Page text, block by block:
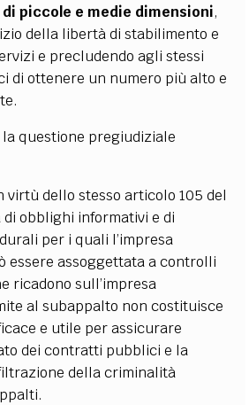
piccole e medie dimensioni,
della libertà di stabilimento e
e precludendo agli stessi
di ottenere un numero più alto e
la questione pregiudiziale
virtù dello stesso articolo 105 del
di obblighi informativi e di
per i quali l’impresa
essere assoggettata a controlli
ricadono sull’impresa
al subappalto non costituisce
e utile per assicurare
dei contratti pubblici e la
della criminalità